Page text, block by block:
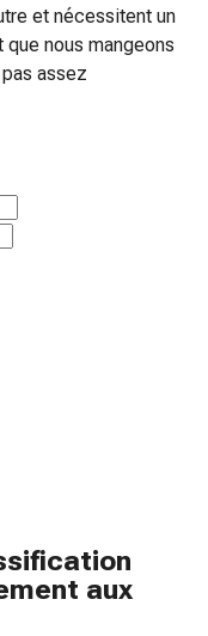
et nécessitent un
nous mangeons
assez
aux